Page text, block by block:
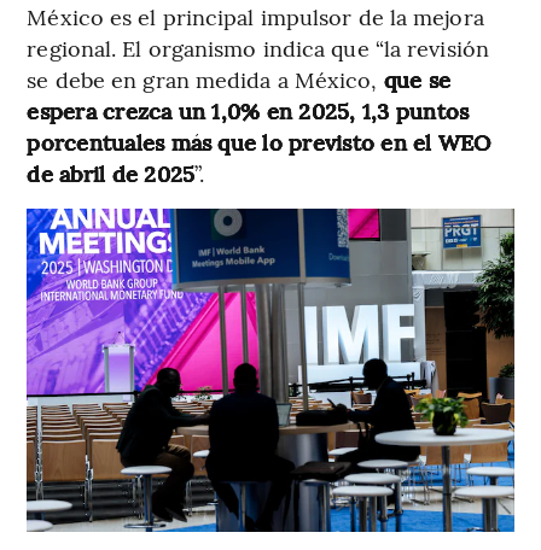
México es el principal impulsor de la mejora
regional. El organismo indica que “la revisión
se debe en gran medida a México, que se
espera crezca un 1,0% en 2025, 1,3 puntos
porcentuales más que lo previsto en el WEO
de abril de 2025”.